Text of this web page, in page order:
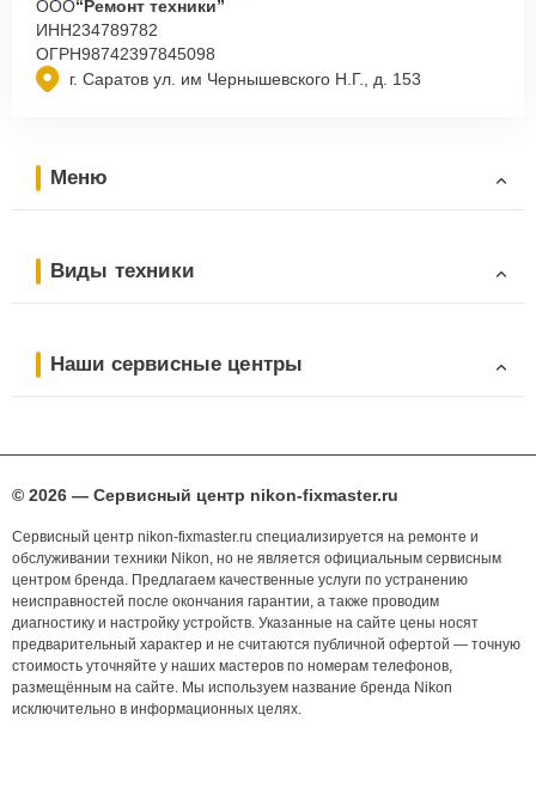
г. Саратов ул. им Чернышевского Н.Г., д. 153
ООО“Ремонт техники”
ИНН234789782
ОГРН98742397845098
Меню
Виды техники
Наши сервисные центры
© 2026 — Сервисный центр nikon-fixmaster.ru
Сервисный центр nikon-fixmaster.ru специализируется на ремонте и
обслуживании техники Nikon, но не является официальным сервисным
центром бренда. Предлагаем качественные услуги по устранению
неисправностей после окончания гарантии, а также проводим
диагностику и настройку устройств. Указанные на сайте цены носят
предварительный характер и не считаются публичной офертой — точную
стоимость уточняйте у наших мастеров по номерам телефонов,
размещённым на сайте. Мы используем название бренда Nikon
исключительно в информационных целях.